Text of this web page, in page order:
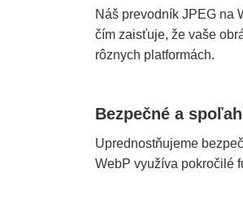
Náš prevodník JPEG na
čím zaisťuje, že vaše
rôznych platformách.
Bezpečné a
Uprednostňujeme
WebP využíva pokročilé